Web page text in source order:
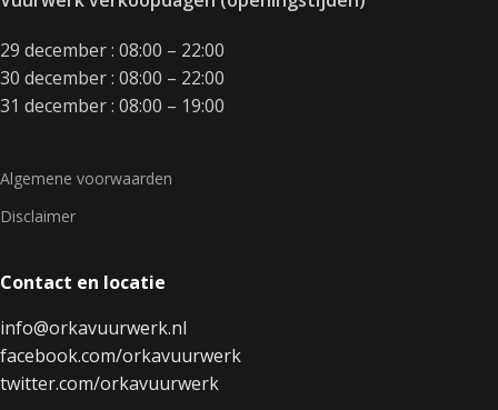
29 december : 08:00 – 22:00
30 december : 08:00 – 22:00
31 december : 08:00 – 19:00
Algemene voorwaarden
Disclaimer
Contact en locatie
info@orkavuurwerk.nl
facebook.com/orkavuurwerk
twitter.com/orkavuurwerk